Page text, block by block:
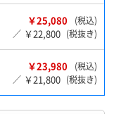
￥25,080
(税込)
／ ￥22,800 (税抜き)
￥23,980
(税込)
／ ￥21,800 (税抜き)